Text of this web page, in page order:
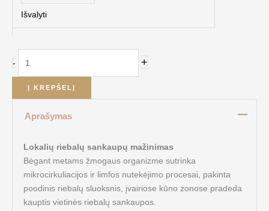
Išvalyti
- +
Į KREPŠELĮ
Aprašymas
Lokalių riebalų sankaupų mažinimas
Bėgant metams žmogaus organizme sutrinka
mikrocirkuliacijos ir limfos nutekėjimo procesai, pakinta
poodinis riebalų sluoksnis, įvairiose kūno zonose pradeda
kauptis vietinės riebalų sankaupos.